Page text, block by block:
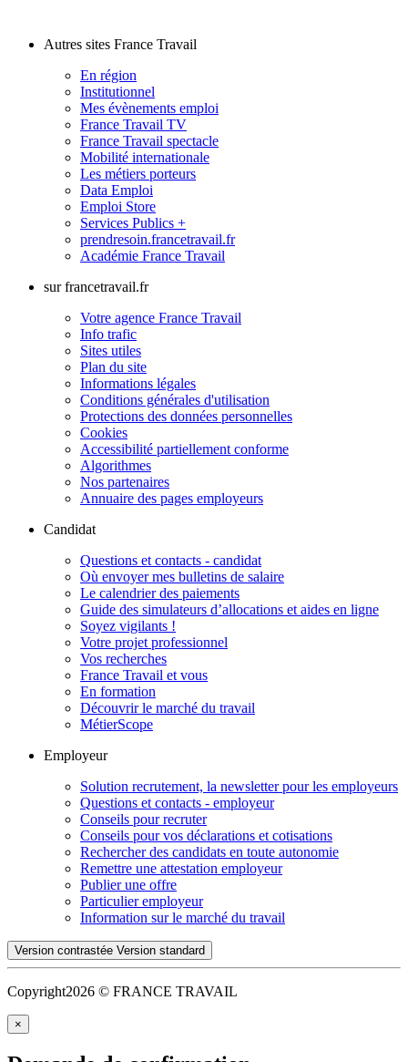
Autres sites France Travail
En région
Institutionnel
Mes évènements emploi
France Travail TV
France Travail spectacle
Mobilité internationale
Les métiers porteurs
Data Emploi
Emploi Store
Services Publics +
prendresoin.francetravail.fr
Académie France Travail
sur francetravail.fr
Votre agence France Travail
Info trafic
Sites utiles
Plan du site
Informations légales
Conditions générales d'utilisation
Protections des données personnelles
Cookies
Accessibilité partiellement conforme
Algorithmes
Nos partenaires
Annuaire des pages employeurs
Candidat
Questions et contacts - candidat
Où envoyer mes bulletins de salaire
Le calendrier des paiements
Guide des simulateurs d’allocations et aides en ligne
Soyez vigilants !
Votre projet professionnel
Vos recherches
France Travail et vous
En formation
Découvrir le marché du travail
MétierScope
Employeur
Solution recrutement, la newsletter pour les employeurs
Questions et contacts - employeur
Conseils pour recruter
Conseils pour vos déclarations et cotisations
Rechercher des candidats en toute autonomie
Remettre une attestation employeur
Publier une offre
Particulier employeur
Information sur le marché du travail
Version contrastée Version standard
Copyright2026 © FRANCE TRAVAIL
×